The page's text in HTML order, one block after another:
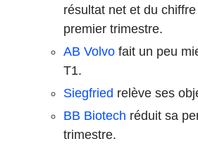
résultat net et du
premier trimestre.
AB Volvo fait un peu
T1.
Siegfried relève ses
BB Biotech réduit sa
trimestre.